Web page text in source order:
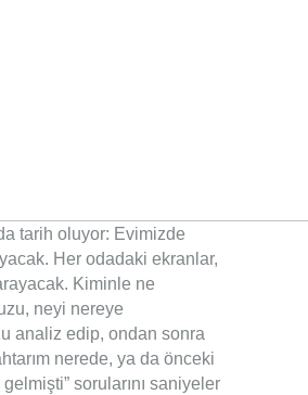
tarih oluyor: Evimizde
Her odadaki ekranlar,
Kiminle ne
neyi nereye
analiz edip, ondan sonra
nerede, ya da önceki
sorularını saniyeler